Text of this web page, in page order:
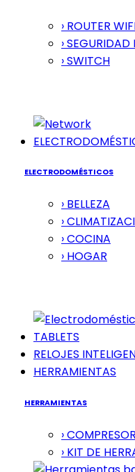
› ROUTER
›
› SWITCH
ELECTRODOMÉSTICOS
› BELLEZA
›
› COCINA
› HOGAR
TABLETS
RELOJES
HERRAMIENTAS
HERRAMIENTAS
›
› KIT DE